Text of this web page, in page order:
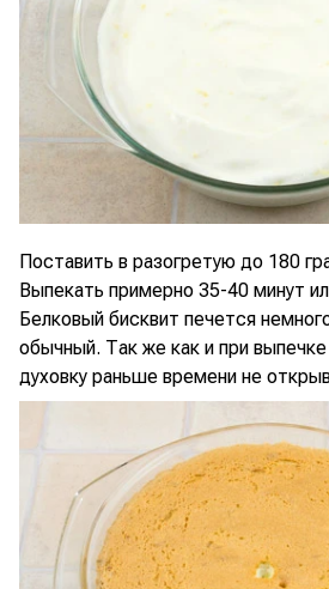
Поставить в разогретую до 180
Выпекать примерно 35-40 минут
Белковый бисквит печется
обычный. Так же как и при
духовку раньше времени не